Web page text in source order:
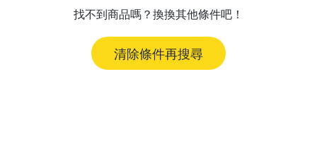
找不到商品嗎？換換其他條件吧！
清除條件再搜尋